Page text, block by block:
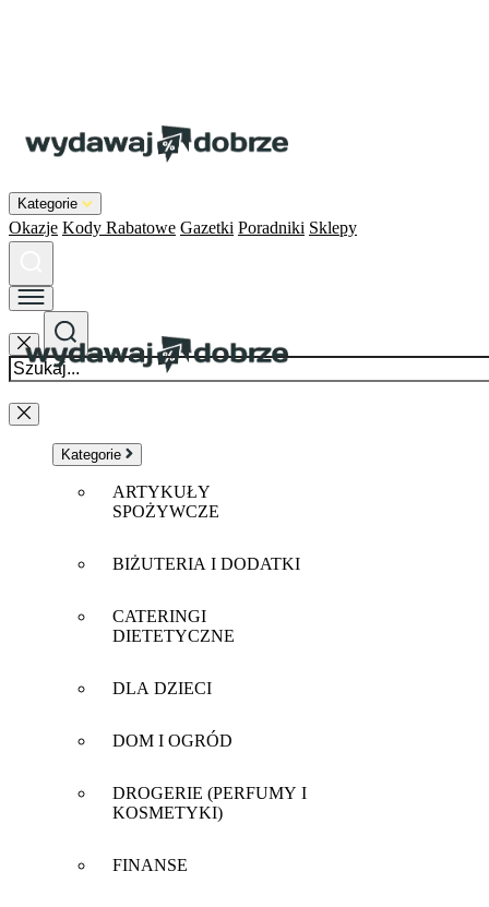
Kategorie
Okazje Kody Rabatowe Gazetki Poradniki Sklepy
Kategorie
ARTYKUŁY
SPOŻYWCZE
BIŻUTERIA I DODATKI
CATERINGI
DIETETYCZNE
DLA DZIECI
DOM I OGRÓD
DROGERIE (PERFUMY I
KOSMETYKI)
FINANSE